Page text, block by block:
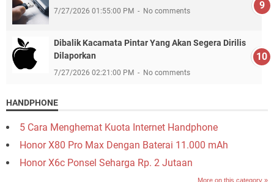
7/27/2026 01:55:00 PM No comments
Dibalik Kacamata Pintar Yang Akan Segera Dirilis
Dilaporkan
7/27/2026 02:21:00 PM No comments
HANDPHONE
5 Cara Menghemat Kuota Internet Handphone
Honor X80 Pro Max Dengan Baterai 11.000 mAh
Honor X6c Ponsel Seharga Rp. 2 Jutaan
More on this category »